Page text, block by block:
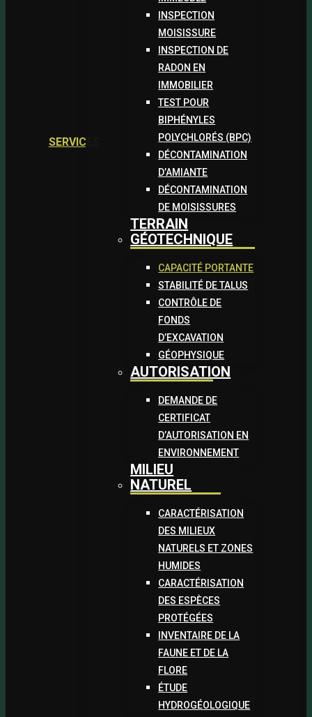
SERVICES
INSPECTION
MOISISSURE
INSPECTION DE
RADON EN
IMMOBILIER
TEST POUR
BIPHÉNYLES
POLYCHLORÉS (BPC)
DÉCONTAMINATION
D’AMIANTE
DÉCONTAMINATION
DE MOISISSURES
TERRAIN
GÉOTECHNIQUE
CAPACITÉ PORTANTE
STABILITÉ DE TALUS
CONTRÔLE DE
FONDS
D’EXCAVATION
GÉOPHYSIQUE
AUTORISATION
DEMANDE DE
CERTIFICAT
D’AUTORISATION EN
ENVIRONNEMENT
MILIEU
NATUREL
CARACTÉRISATION
DES MILIEUX
NATURELS ET ZONES
HUMIDES
CARACTÉRISATION
DES ESPÈCES
PROTÉGÉES
INVENTAIRE DE LA
FAUNE ET DE LA
FLORE
ÉTUDE
HYDROGÉOLOGIQUE